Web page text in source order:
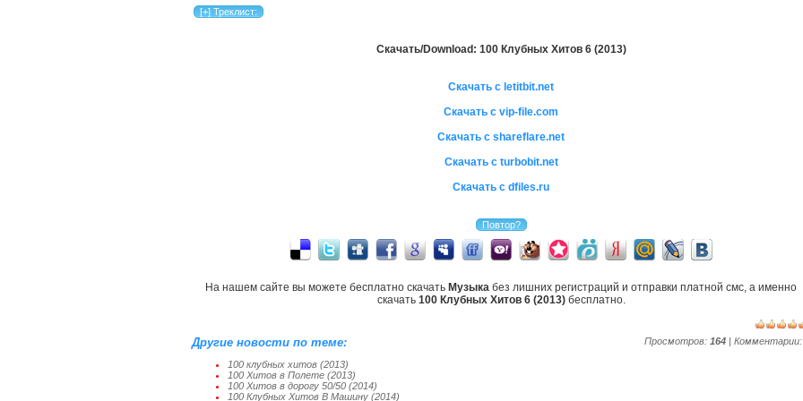
Скачать/Download: 100 Клубных Хитов 6 (2013)
Скачать с letitbit.net
Скачать с vip-file.com
Скачать с shareflare.net
Скачать с turbobit.net
Скачать с dfiles.ru
На нашем сайте вы можете бесплатно скачать Музыка без лишних регистраций и отправки платной смс, а именно
скачать 100 Клубных Хитов 6 (2013)бесплатно.
Просмотров: 164 |
Другие новости по теме:
100 клубных хитов (2013)
100 Хитов в Полете (2013)
100 Хитов в дорогу 50/50 (2014)
100 Клубных Хитов В Машину (2014)